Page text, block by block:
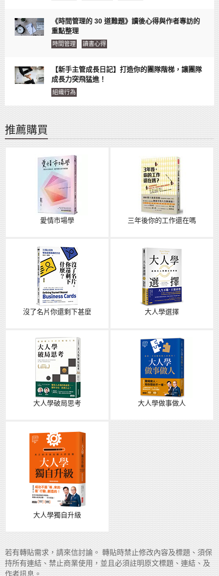
《時間管理的 30 道難題》讀後心得與作者專訪的
重點整理
時間管理 讀書心得
【新手主管成長日記】打造你的團隊階梯，讓團隊
成長力突飛猛進！
組織行為
推薦購買
愛情市場學 三年後你的工作還在嗎
沒了名片你還剩下甚麼 大人學選擇
大人學破局思考 大人學做事做人
大人學獨自升級
若有轉貼需求，請來信討論。 轉貼時禁止修改內容及標題、須保
持所有連結、禁止商業使用，並且必須註明原文標題、連結、及
作者訊息。